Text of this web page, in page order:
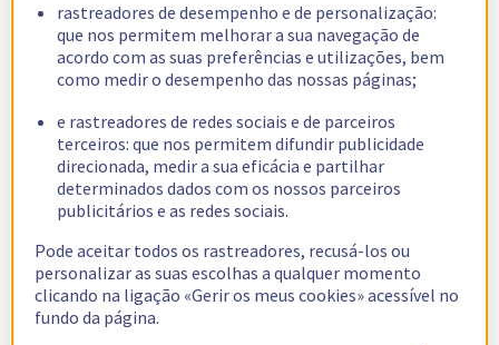
rastreadores de desempenho e de personalização:
que nos permitem melhorar a sua navegação de
acordo com as suas preferências e utilizações, bem
como medir o desempenho das nossas páginas;
e rastreadores de redes sociais e de parceiros
terceiros: que nos permitem difundir publicidade
direcionada, medir a sua eficácia e partilhar
determinados dados com os nossos parceiros
publicitários e as redes sociais.
Pode aceitar todos os rastreadores, recusá-los ou
personalizar as suas escolhas a qualquer momento
clicando na ligação «Gerir os meus cookies» acessível no
fundo da página.